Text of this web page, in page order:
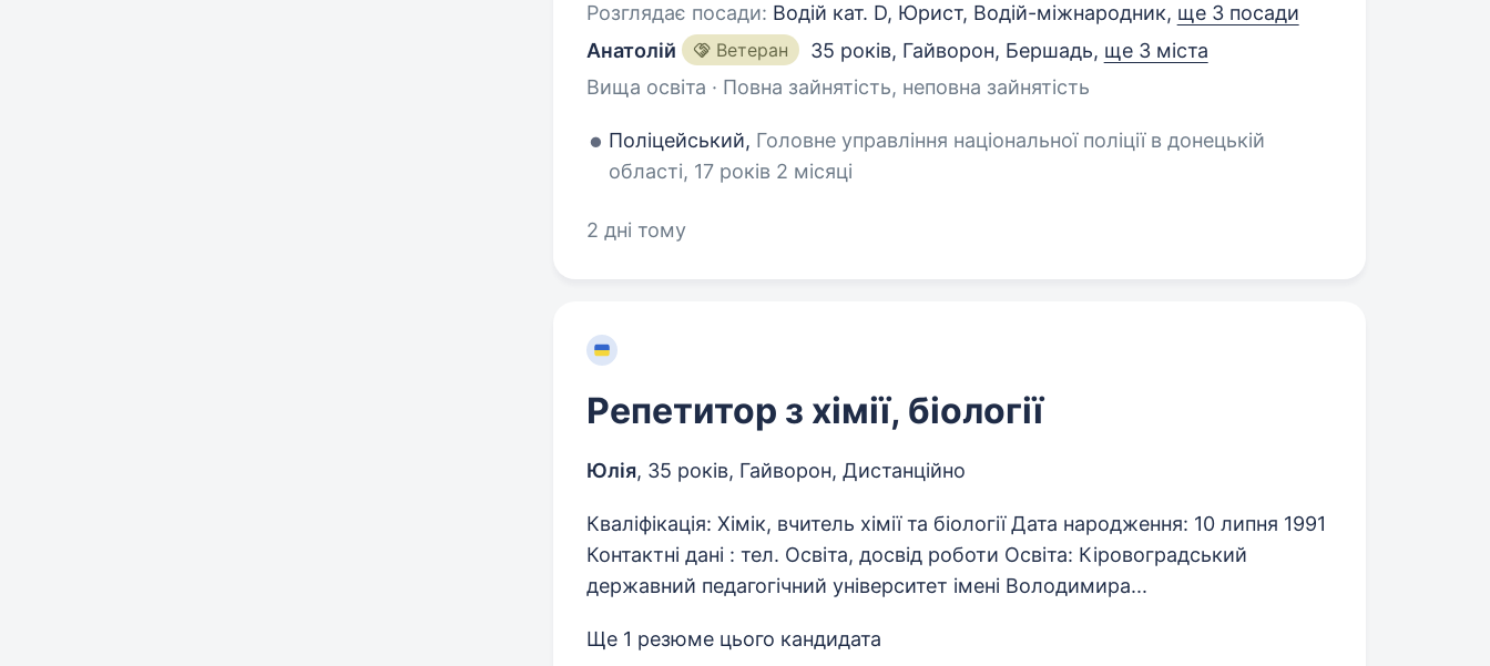
Розглядає посади: Водій кат. D, Юрист, Водій-міжнародник, ще 3 посади
Анатолій
Ветеран 35 років, Гайворон, Бершадь, ще 3 міста
Вища освіта · Повна зайнятість, неповна зайнятість
Поліцейський, Головне управління національної поліції в донецькій
області, 17 років 2 місяці
2 дні тому
Репетитор з хімії, біології
Юлія, 35 років, Гайворон, Дистанційно
Кваліфікація: Хімік, вчитель хімії та біології Дата народження: 10 липня 1991
Контактні дані : тел. Освіта, досвід роботи Освіта: Кіровоградський
державний педагогічний університет імені Володимира...
Ще 1 резюме цього кандидата